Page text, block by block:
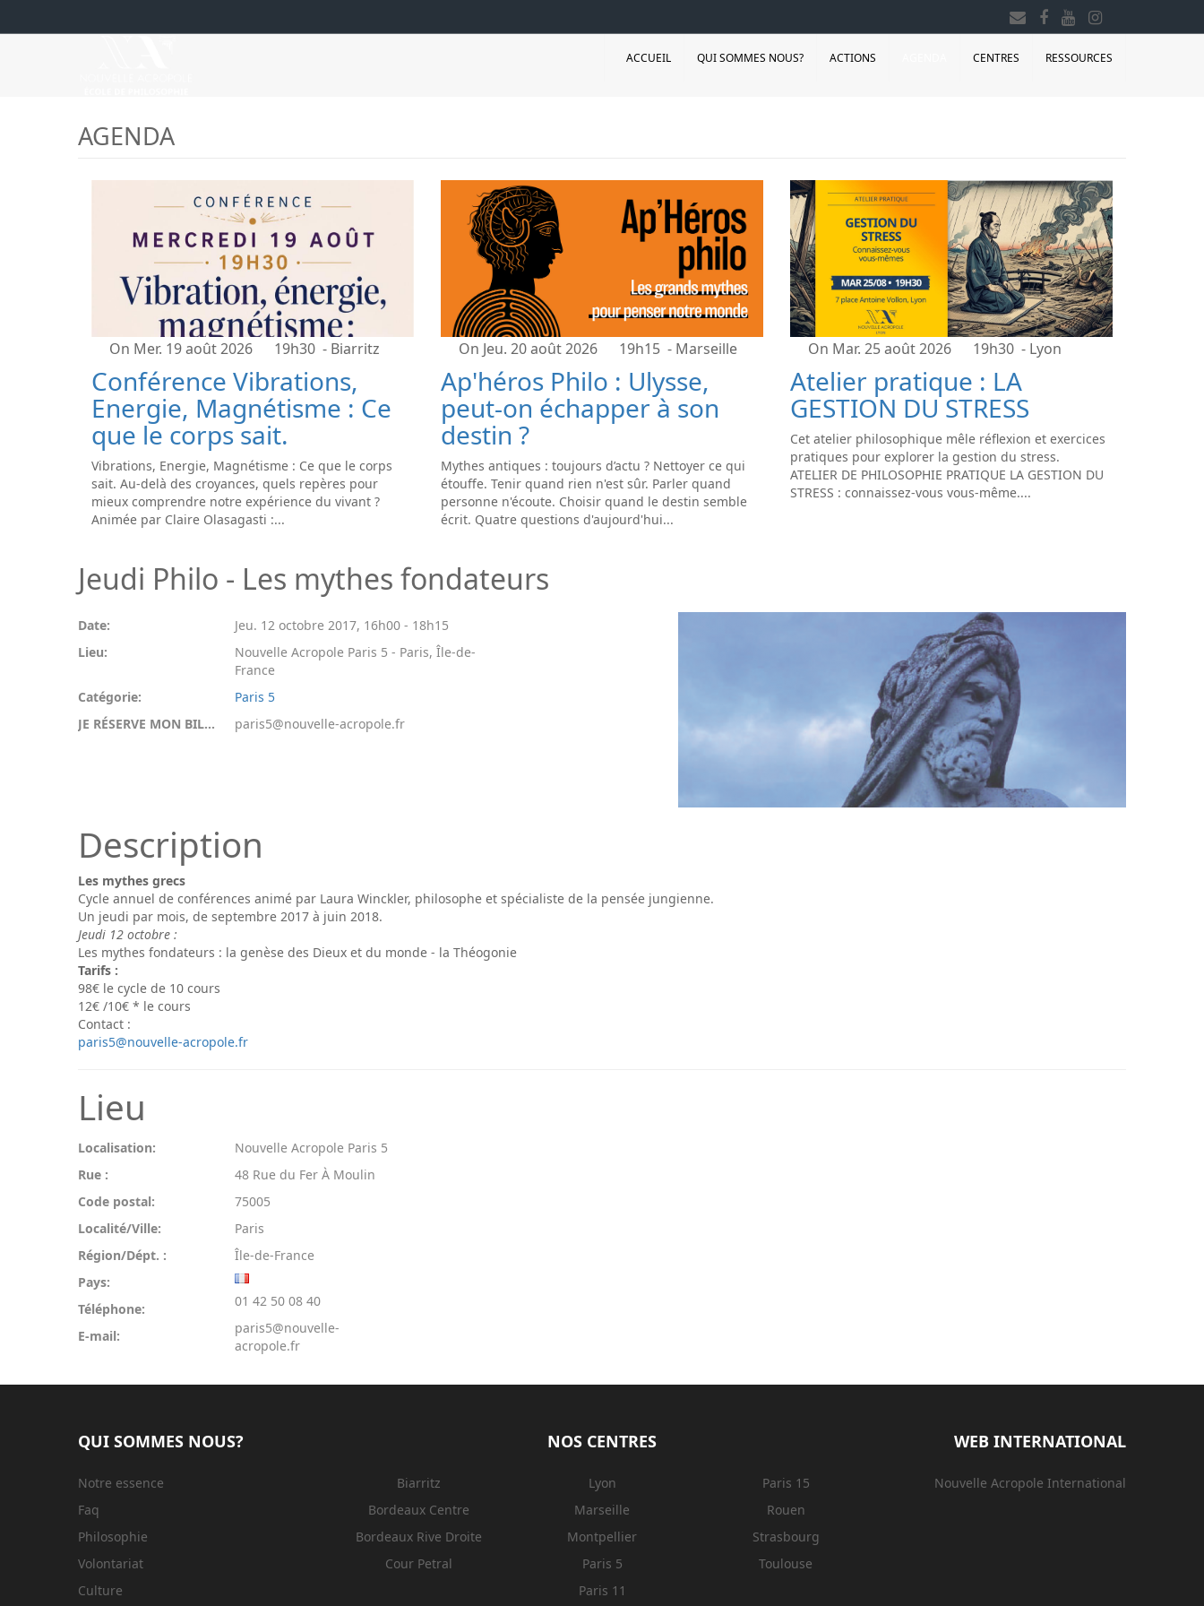
ACCUEIL QUI SOMMES NOUS? ACTIONS CENTRES RESSOURCES
AGENDA
On Mer. 19 août 2026 19h30 - Biarritz
Conférence Vibrations,
Energie, Magnétisme : Ce
que le corps sait.
Vibrations, Energie, Magnétisme : Ce que le corps
sait. Au-delà des croyances, quels repères pour
mieux comprendre notre expérience du vivant ?
Animée par Claire Olasagasti :...
On Jeu. 20 août 2026 19h15 - Marseille
Ap'héros Philo : Ulysse,
peut-on échapper à son
destin ?
Mythes antiques : toujours d’actu ? Nettoyer ce qui
étouffe. Tenir quand rien n'est sûr. Parler quand
personne n'écoute. Choisir quand le destin semble
écrit. Quatre questions d'aujourd'hui...
On Mar. 25 août 2026 19h30 - Lyon
Atelier pratique : LA
GESTION DU STRESS
Cet atelier philosophique mêle réflexion et exercices
pratiques pour explorer la gestion du stress.
ATELIER DE PHILOSOPHIE PRATIQUE LA GESTION DU
STRESS : connaissez-vous vous-même....
Jeudi Philo - Les mythes fondateurs
Date: Jeu. 12 octobre 2017, 16h00 - 18h15
Lieu:
Nouvelle Acropole Paris 5 - Paris, Île-de-
France
Catégorie:
Paris 5
JE RÉSERVE MON BILLET:
paris5@nouvelle-acropole.fr
Description
Les mythes grecs
Cycle annuel de conférences animé par Laura Winckler, philosophe et spécialiste de la pensée jungienne.
Un jeudi par mois, de septembre 2017 à juin 2018.
Jeudi 12 octobre :
Les mythes fondateurs : la genèse des Dieux et du monde - la Théogonie
Tarifs :
98€ le cycle de 10 cours
12€ /10€ * le cours
Contact :
paris5@nouvelle-acropole.fr
Lieu
Localisation:
Nouvelle Acropole Paris 5
Rue :
48 Rue du Fer À Moulin
Code postal:
75005
Localité/Ville:
Paris
Région/Dépt. :
Île-de-France
Pays:
Téléphone:
01 42 50 08 40
E-mail:
paris5@nouvelle-
acropole.fr
QUI SOMMES NOUS?
Notre essence
Faq
Philosophie
Volontariat
Culture
NOS CENTRES
Biarritz
Bordeaux Centre
Bordeaux Rive Droite
Cour Petral
Lyon
Marseille
Montpellier
Paris 5
Paris 11
Paris 15
Rouen
Strasbourg
Toulouse
WEB INTERNATIONAL
Nouvelle Acropole International